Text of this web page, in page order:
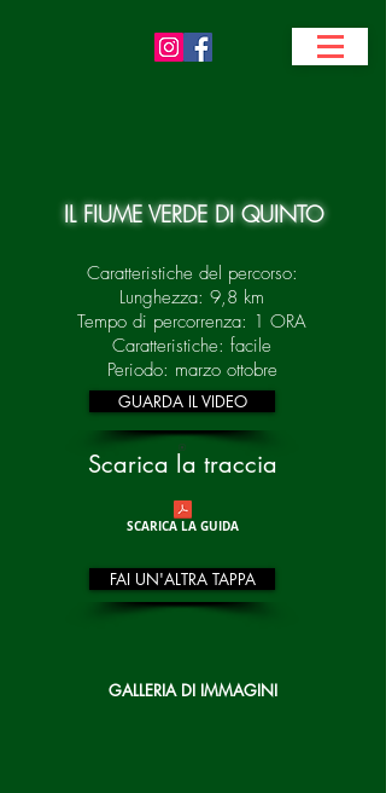
IL FIUME VERDE DI QUINTO
Caratteristiche del percorso:
Lunghezza: 9,8 km
Tempo di percorrenza: 1 ORA
Caratteristiche: facile
Periodo: marzo ottobre
GUARDA IL VIDEO
Scarica la traccia
SCARICA LA GUIDA
FAI UN'ALTRA TAPPA
GALLERIA DI IMMAGINI